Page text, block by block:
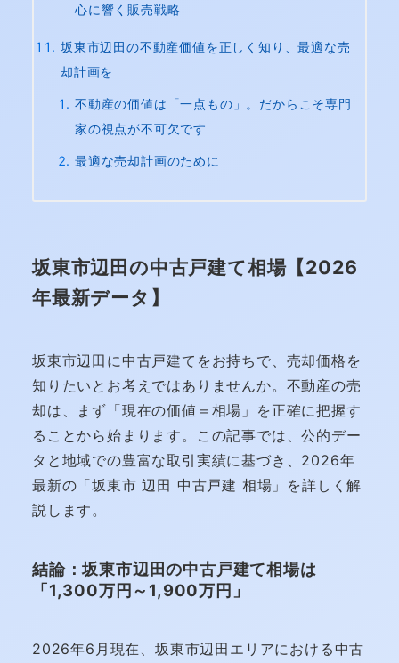
心に響く販売戦略
坂東市辺田の不動産価値を正しく知り、最適な売
却計画を
不動産の価値は「一点もの」。だからこそ専門
家の視点が不可欠です
最適な売却計画のために
坂東市辺田の中古戸建て相場【2026
年最新データ】
坂東市辺田に中古戸建てをお持ちで、売却価格を
知りたいとお考えではありませんか。不動産の売
却は、まず「現在の価値＝相場」を正確に把握す
ることから始まります。この記事では、公的デー
タと地域での豊富な取引実績に基づき、2026年
最新の「坂東市 辺田 中古戸建 相場」を詳しく解
説します。
結論：坂東市辺田の中古戸建て相場は
「1,300万円～1,900万円」
2026年6月現在、坂東市辺田エリアにおける中古